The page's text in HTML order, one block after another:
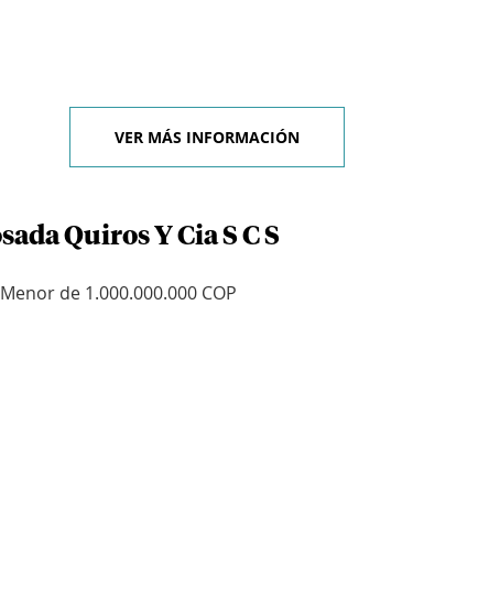
VER MÁS INFORMACIÓN
Quiros Y Cia S C S
Menor de 1.000.000.000 COP